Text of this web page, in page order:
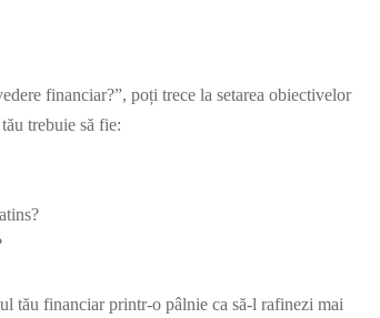
financiar?”, poți trece la setarea obiectivelor
trebuie să fie:
tău financiar printr-o pâlnie ca să-l rafinezi mai